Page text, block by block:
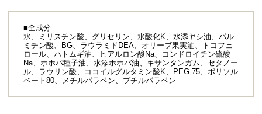
■全成分
水、ミリスチン酸、グリセリン、水酸化K、水添ヤシ油、パル
ミチン酸、BG、ラウラミドDEA、オリーブ果実油、トコフェ
ロール、ハトムギ油、ヒアルロン酸Na、コンドロイチン硫酸
Na、ホホバ種子油、水添ホホバ油、キサンタンガム、セタノー
ル、ラウリン酸、ココイルグルタミン酸K、PEG-75、ポリソル
ベート80、メチルパラベン、ブチルパラベン